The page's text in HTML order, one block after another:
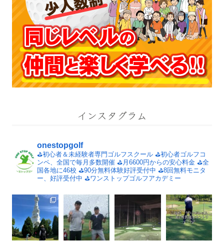
インスタグラム
onestopgolf
⛳️初心者＆未経験者専門ゴルフスクール ⛳️初心者ゴルフコ
ンペ、全国で毎月多数開催 ⛳️月6600円からの安心料金 ⛳️全
国各地に46校 ⛳️90分無料体験好評受付中 ⛳️8回無料モニタ
ー、好評受付中 ⛳️ワンストップゴルフアカデミー